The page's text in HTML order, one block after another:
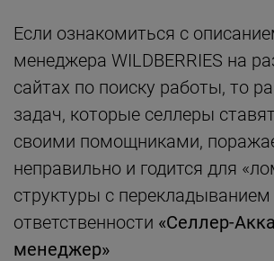
Если ознакомиться с
менеджера WILDBERRIES на
сайтах по поиску работы, то
задач, которые селлеры
своими помощниками,
неправильно и годится для
структуры с перекладыванием
ответственности «Селлер-
менеджер»